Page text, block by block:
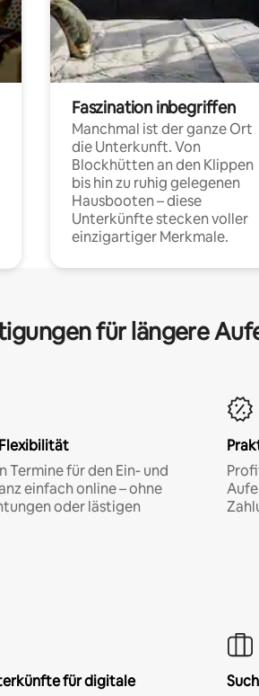
Faszination inbegriffen
Manchmal ist der ganze Ort
die Unterkunft. Von
Blockhütten an den Klippen
bis hin zu ruhig gelegenen
Hausbooten – diese
Unterkünfte stecken voller
einzigartiger Merkmale.
für längere
Termine für den Ein- und
einfach online – ohne
oder lästigen
für digitale